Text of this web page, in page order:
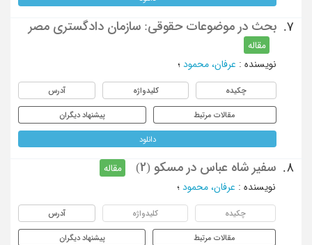
7. بحث در موضوعات حقوقی: سازمان دادگستری مصر
مقاله
نویسنده : عرفان، محمود ؛
چکیده کلیدواژه آدرس
مقالات مرتبط پیشنهاد دیگران
دانلود
8. سفیر شاه عباس در مسکو (2)
مقاله
نویسنده : عرفان، محمود ؛
چکیده کلیدواژه آدرس
مقالات مرتبط پیشنهاد دیگران